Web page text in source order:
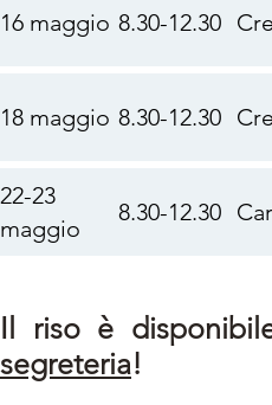
16 maggio 8.30-12.30
18 maggio 8.30-12.30
22-23
maggio
8.30-12.30
Il riso è
segreteria!